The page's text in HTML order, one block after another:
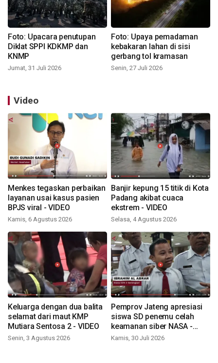
Foto: Upacara penutupan
Diklat SPPI KDKMP dan
KNMP
Jumat, 31 Juli 2026
Foto: Upaya pemadaman
kebakaran lahan di sisi
gerbang tol kramasan
Senin, 27 Juli 2026
Video
Menkes tegaskan perbaikan
layanan usai kasus pasien
BPJS viral - VIDEO
Kamis, 6 Agustus 2026
Banjir kepung 15 titik di Kota
Padang akibat cuaca
ekstrem - VIDEO
Selasa, 4 Agustus 2026
Keluarga dengan dua balita
selamat dari maut KMP
Mutiara Sentosa 2 - VIDEO
Senin, 3 Agustus 2026
Pemprov Jateng apresiasi
siswa SD penemu celah
keamanan siber NASA -
VIDEO
Kamis, 30 Juli 2026